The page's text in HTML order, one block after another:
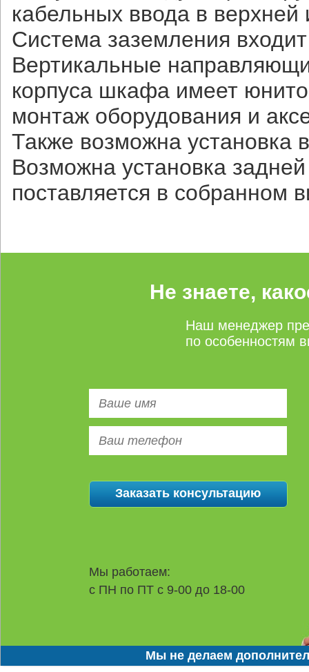
кабельных ввода в
Система заземления
Вертикальные
корпуса шкафа имеет
монтаж оборудования и
Также возможна установка
Возможна установка
поставляется в собранном
Не знаете,
Наш менеджер
по особенностям
Мы работаем:
с ПН по ПТ с 9-00 до 18-00
Мы не делаем